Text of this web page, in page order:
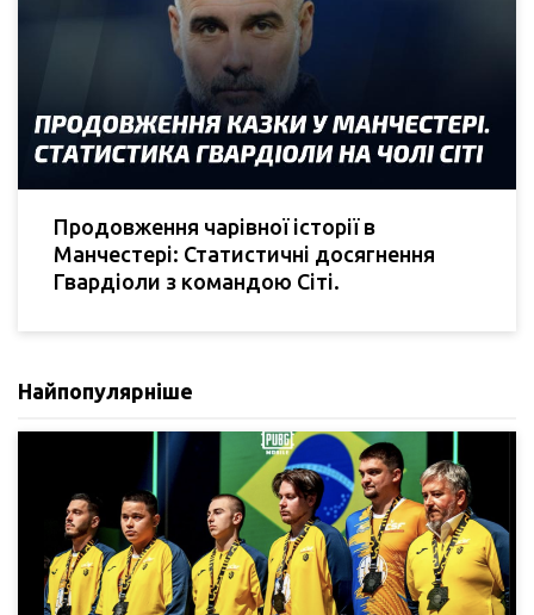
Продовження чарівної історії в
Манчестері: Статистичні досягнення
Гвардіоли з командою Сіті.
Найпопулярніше